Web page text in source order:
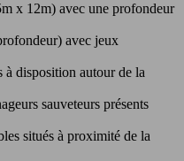
x 12m) avec une profondeur
avec jeux
à disposition autour de la
sauveteurs présents
situés à proximité de la